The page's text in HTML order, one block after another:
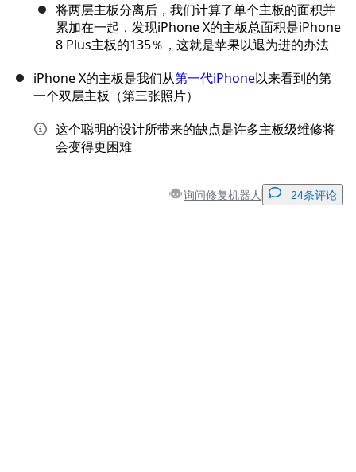
将两层主板分离后，我们计算了单个主板的面积并
累加在一起，发现iPhone X的主板总面积是iPhone
8 Plus主板的135％，这就是苹果以退为进的办法
iPhone X的主板是我们从第一代iPhone以来看到的第
一个双层主板（第三张照片）
这个聪明的设计所带来的缺点是许多主板级维修将
会变得更困难
询问修复机器人 24条评论